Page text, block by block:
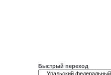
Быстрый переход